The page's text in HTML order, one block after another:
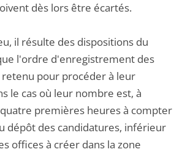
dès lors être écartés.
il résulte des dispositions du
l'ordre d'enregistrement des
pour procéder à leur
le cas où leur nombre est, à
premières heures à compter
dépôt des candidatures, inférieur
offices à créer dans la zone